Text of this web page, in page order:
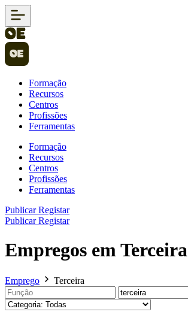
Formação
Recursos
Centros
Profissões
Ferramentas
Formação
Recursos
Centros
Profissões
Ferramentas
PublicarRegistar
PublicarRegistar
Empregos em Terceira
Emprego Terceira